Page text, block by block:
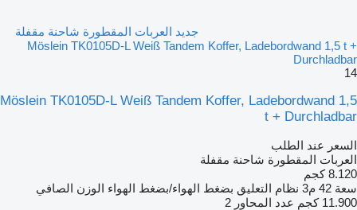
جديد العربات المقطورة شاحنة مقفلة
Möslein TK0105D-L Weiß Tandem Koffer, Ladebordwand 1,5 t +
Durchladbar
14
Möslein TK0105D-L Weiß Tandem Koffer, Ladebordwand 1,5
t + Durchladbar
السعر عند الطلب
العربات المقطورة شاحنة مقفلة
8.120 كجم
سعة 42 م3 نظام التعليق بضغط الهواء/بضغط الهواء الوزن الصافي
11.900 كجم
عدد المحاور 2